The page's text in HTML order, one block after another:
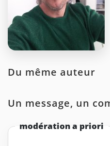
Du même auteur
Un message, un
modération a priori